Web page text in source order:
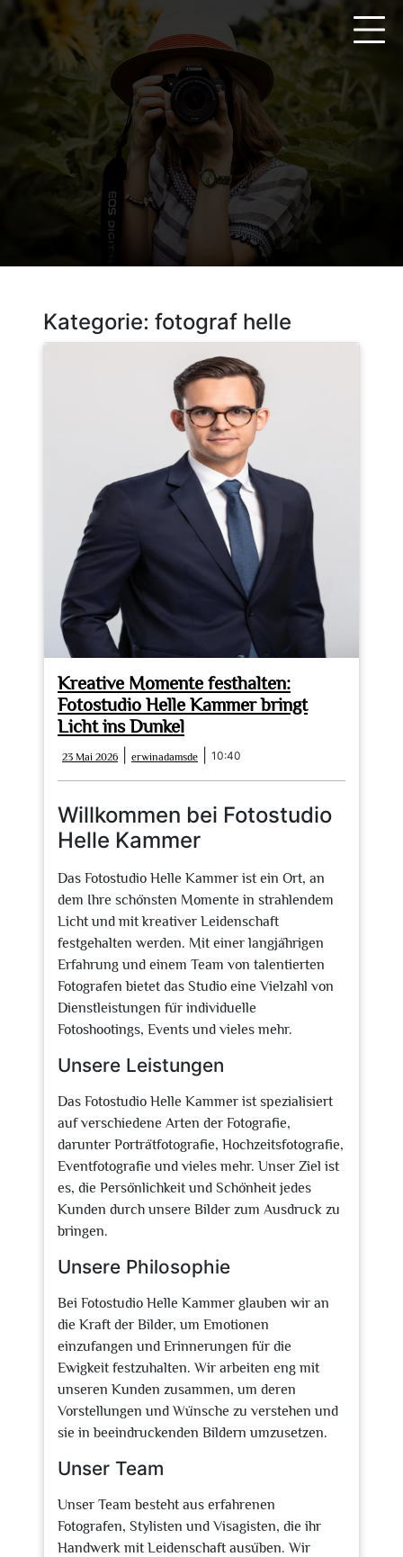
springen
Kategorie: fotograf helle
Kreative Momente festhalten:
Fotostudio Helle Kammer bringt
Licht ins Dunkel
23 Mai 2026
Mai
2026
erwinadamsde erwinadamsde
10:40
Willkommen bei Fotostudio
Helle Kammer
Das Fotostudio Helle Kammer ist ein Ort, an
dem Ihre schönsten Momente in strahlendem
Licht und mit kreativer Leidenschaft
festgehalten werden. Mit einer langjährigen
Erfahrung und einem Team von talentierten
Fotografen bietet das Studio eine Vielzahl von
Dienstleistungen für individuelle
Fotoshootings, Events und vieles mehr.
Unsere Leistungen
Das Fotostudio Helle Kammer ist spezialisiert
auf verschiedene Arten der Fotografie,
darunter Porträtfotografie, Hochzeitsfotografie,
Eventfotografie und vieles mehr. Unser Ziel ist
es, die Persönlichkeit und Schönheit jedes
Kunden durch unsere Bilder zum Ausdruck zu
bringen.
Unsere Philosophie
Bei Fotostudio Helle Kammer glauben wir an
die Kraft der Bilder, um Emotionen
einzufangen und Erinnerungen für die
Ewigkeit festzuhalten. Wir arbeiten eng mit
unseren Kunden zusammen, um deren
Vorstellungen und Wünsche zu verstehen und
sie in beeindruckenden Bildern umzusetzen.
Unser Team
Unser Team besteht aus erfahrenen
Fotografen, Stylisten und Visagisten, die ihr
Handwerk mit Leidenschaft ausüben. Wir